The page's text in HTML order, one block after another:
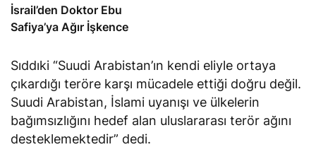
İsrail’den Doktor Ebu
Safiya’ya Ağır İşkence
Sıddıki “Suudi Arabistan’ın kendi eliyle ortaya
çıkardığı teröre karşı mücadele ettiği doğru değil.
Suudi Arabistan, İslami uyanışı ve ülkelerin
bağımsızlığını hedef alan uluslararası terör ağını
desteklemektedir” dedi.